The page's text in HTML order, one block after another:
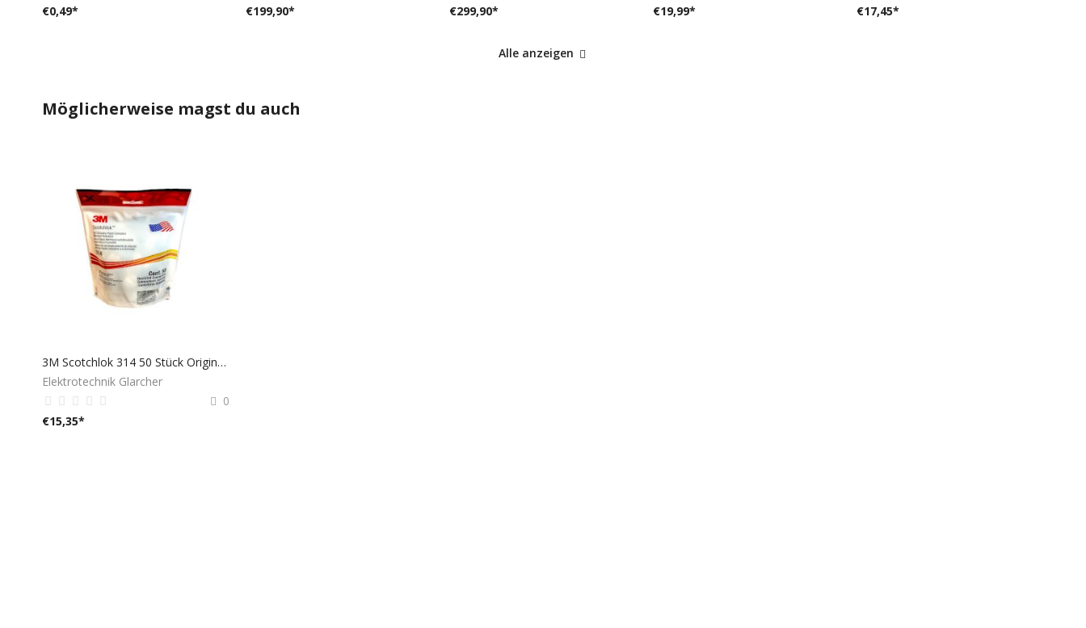
€0,49*
€199,90*
€299,90*
€19,99*
€17,45*
Alle anzeigen
Möglicherweise magst du auch
3M Scotchlok 314 50 Stück Original Kostenloser Versand
Elektrotechnik Glarcher
0
€15,35*